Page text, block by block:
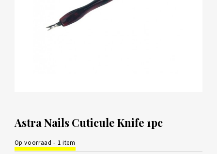
Astra Nails Cuticule Knife 1pc
Op voorraad - 1 item